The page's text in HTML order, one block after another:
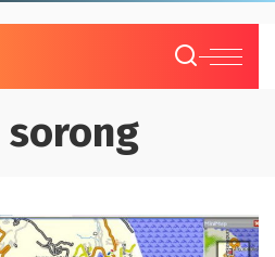
sorong